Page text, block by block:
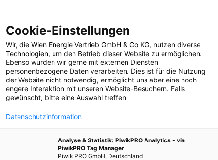
POSTS BY TAG
Energielieferant;
Heizsystem-
Erneuerung
1 BEITRAG
Cookie-Einstellungen
Wir, die Wien Energie Vertrieb GmbH & Co KG, nutzen diverse
Technologien, um den Betrieb dieser Website zu ermöglichen.
Ebenso würden wir gerne mit externen Diensten
personenbezogene Daten verarbeiten. Dies ist für die Nutzung
der Website nicht notwendig, ermöglicht uns aber eine noch
engere Interaktion mit unseren Website-Besuchern. Falls
gewünscht, bitte eine Auswahl treffen:
Datenschutzinformation
Analyse & Statistik: PiwikPRO Analytics - via
PiwikPRO Tag Manager
Piwik PRO GmbH, Deutschland